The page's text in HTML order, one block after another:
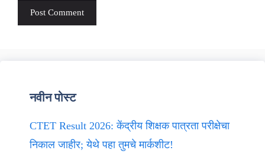
नवीन पोस्ट
CTET Result 2026: केंद्रीय शिक्षक पात्रता परीक्षेचा
निकाल जाहीर; येथे पहा तुमचे मार्कशीट!